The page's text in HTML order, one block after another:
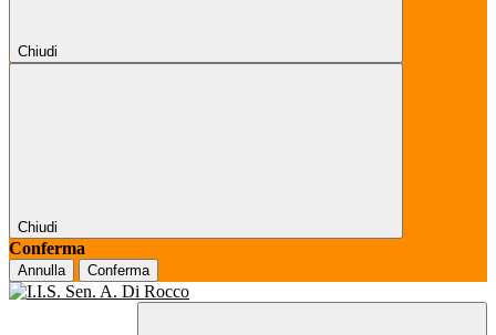
Chiudi
Chiudi
Conferma
Annulla Conferma